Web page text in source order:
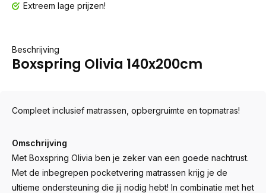
Extreem lage prijzen!
Beschrijving
Boxspring Olivia 140x200cm
Compleet inclusief matrassen, opbergruimte en topmatras!
Omschrijving
Met Boxspring Olivia ben je zeker van een goede nachtrust.
Met de inbegrepen pocketvering matrassen krijg je de
ultieme ondersteuning die jij nodig hebt! In combinatie met het